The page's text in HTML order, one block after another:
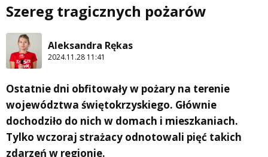
Szereg tragicznych pożarów
Aleksandra Rękas
2024.11.28 11:41
Ostatnie dni obfitowały w pożary na terenie
województwa świętokrzyskiego. Głównie
dochodziło do nich w domach i mieszkaniach.
Tylko wczoraj strażacy odnotowali pięć takich
zdarzeń w regionie.